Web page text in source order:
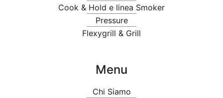
Cook & Hold e linea Smoker
Pressure
Flexygrill & Grill
Menu
Chi Siamo